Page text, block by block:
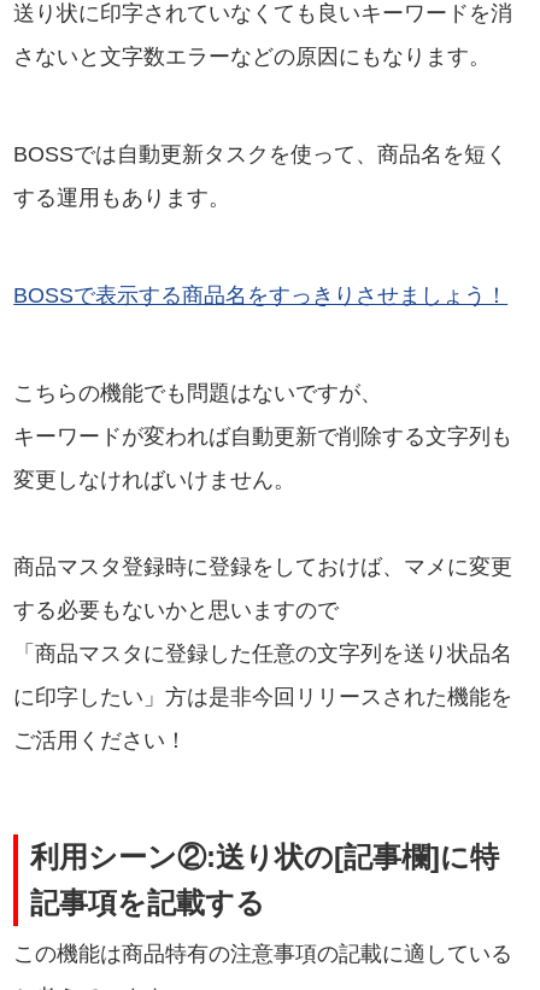
送り状に印字されていなくても良いキーワードを消
さないと文字数エラーなどの原因にもなります。
BOSSでは自動更新タスクを使って、商品名を短く
する運用もあります。
BOSSで表示する商品名をすっきりさせましょう！
こちらの機能でも問題はないですが、
キーワードが変われば自動更新で削除する文字列も
変更しなければいけません。
商品マスタ登録時に登録をしておけば、マメに変更
する必要もないかと思いますので
「商品マスタに登録した任意の文字列を送り状品名
に印字したい」方は是非今回リリースされた機能を
ご活用ください！
利用シーン②:送り状の[記事欄]に特
記事項を記載する
この機能は商品特有の注意事項の記載に適している